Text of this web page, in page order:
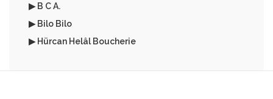
▶ B C A.
▶ Bilo Bilo
▶ Hürcan Helâl Boucherie